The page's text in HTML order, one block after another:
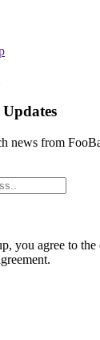
news from
you agree to the